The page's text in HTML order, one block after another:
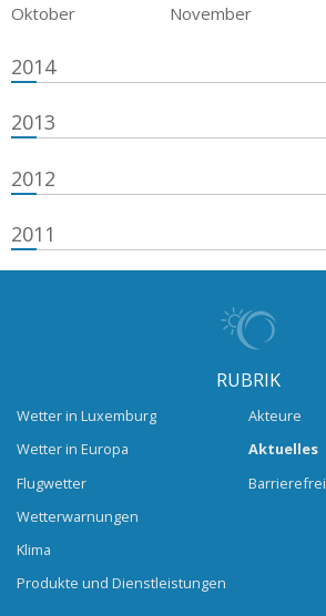
Oktober
November
2014
2013
2012
2011
RUBRIK
Wetter in Luxemburg
Wetter in Europa
Flugwetter
Wetterwarnungen
Klima
Produkte und Dienstleistungen
Akteure
Aktuelles